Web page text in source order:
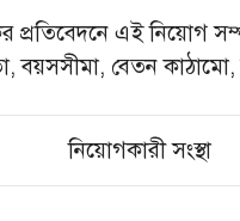
এই নিয়োগ
বয়সসীমা, বেতন কাঠামো,
নিয়োগকারী সংস্থা